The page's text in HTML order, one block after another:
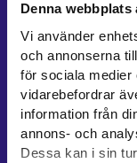
Denna webbplats
Vi använder
och annonserna
för sociala medier
vidarebefordrar
information från
annons- och
Dessa kan i sin
Stöd för e-
Information om
Anvisningar för
Stöd och